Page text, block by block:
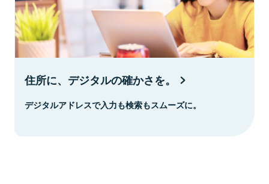
住所に、デジタルの確かさを。
デジタルアドレスで入力も検索もスムーズに。